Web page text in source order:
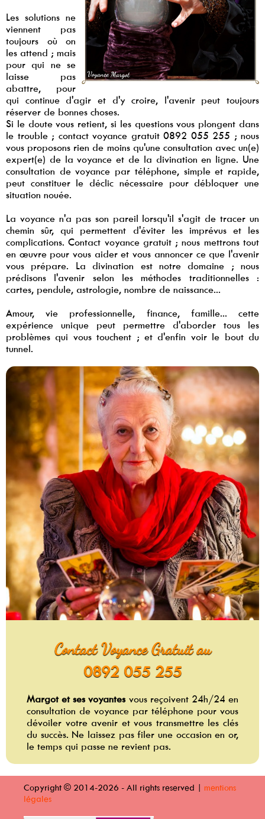
Les solutions ne
viennent pas
toujours où on
les attend ; mais
pour qui ne se
laisse pas
abattre, pour
qui continue d'agir et d'y croire, l'avenir peut toujours
réserver de bonnes choses.
Si le doute vous retient, si les questions vous plongent dans
le trouble ; contact voyance gratuit 0892 055 255 ; nous
vous proposons rien de moins qu'une consultation avec un(e)
expert(e) de la voyance et de la divination en ligne. Une
consultation de voyance par téléphone, simple et rapide,
peut constituer le déclic nécessaire pour débloquer une
situation nouée.
La voyance n'a pas son pareil lorsqu'il s'agit de tracer un
chemin sûr, qui permettent d'éviter les imprévus et les
complications. Contact voyance gratuit ; nous mettrons tout
en œuvre pour vous aider et vous annoncer ce que l'avenir
vous prépare. La divination est notre domaine ; nous
prédisons l'avenir selon les méthodes traditionnelles :
cartes, pendule, astrologie, nombre de naissance...
Amour, vie professionnelle, finance, famille... cette
expérience unique peut permettre d'aborder tous les
problèmes qui vous touchent ; et d'enfin voir le bout du
tunnel.
Contact Voyance Gratuit au
0892 055 255
Margot et ses voyantesvous reçoivent 24h/24 en
consultation de voyance par téléphone pour vous
dévoiler votre avenir et vous transmettre les clés
du succès. Ne laissez pas filer une occasion en or,
le temps qui passe ne revient pas.
Copyright © 2014-2026 - All rights reserved | mentions
légales